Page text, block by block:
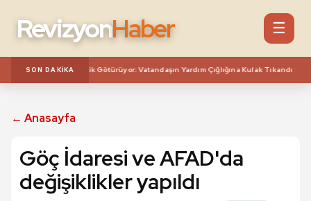
RevizyonHaber ☰
SON DAKIKA
Sokakları Pislik Götürüyor: Vatandaşın Yardım Çığlığına Kulak Tıkandı
← Anasayfa
Göç İdaresi ve AFAD'da
değişiklikler yapıldı